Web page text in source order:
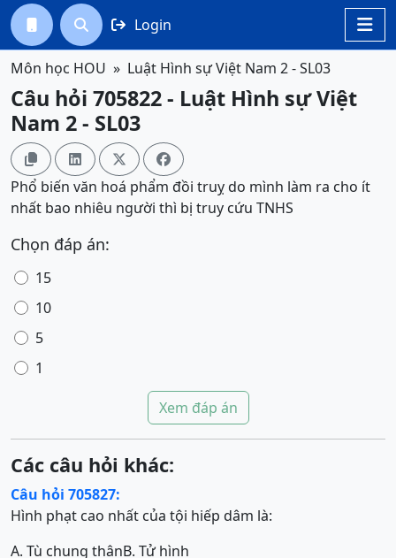

  Login
Môn học HOU Luật Hình sự Việt Nam 2 - SL03
Câu hỏi 705822 - Luật Hình sự Việt
Nam 2 - SL03
   
Phổ biến văn hoá phẩm đồi truỵ do mình làm ra cho ít
nhất bao nhiêu người thì bị truy cứu TNHS
Chọn đáp án:
15
10
5
1
Xem đáp án
Các câu hỏi khác:
Câu hỏi 705827:
Hình phạt cao nhất của tội hiếp dâm là:
A. Tù chung thânB. Tử hình